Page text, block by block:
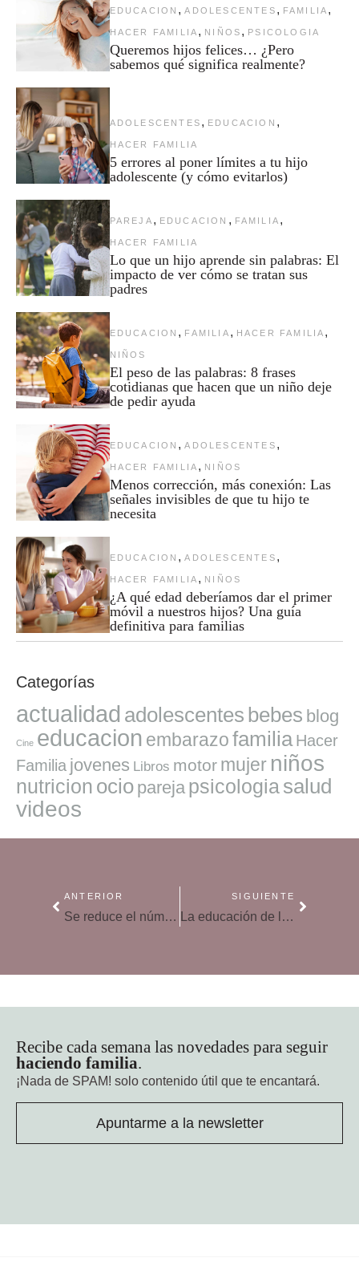
EDUCACION , ADOLESCENTES , FAMILIA ,
HACER FAMILIA , NIÑOS , PSICOLOGIA
Queremos hijos felices… ¿Pero
sabemos qué significa realmente?
ADOLESCENTES , EDUCACION ,
HACER FAMILIA
5 errores al poner límites a tu hijo
adolescente (y cómo evitarlos)
PAREJA , EDUCACION , FAMILIA ,
HACER FAMILIA
Lo que un hijo aprende sin palabras: El
impacto de ver cómo se tratan sus
padres
EDUCACION , FAMILIA , HACER FAMILIA ,
NIÑOS
El peso de las palabras: 8 frases
cotidianas que hacen que un niño deje
de pedir ayuda
EDUCACION , ADOLESCENTES ,
HACER FAMILIA , NIÑOS
Menos corrección, más conexión: Las
señales invisibles de que tu hijo te
necesita
EDUCACION , ADOLESCENTES ,
HACER FAMILIA , NIÑOS
¿A qué edad deberíamos dar el primer
móvil a nuestros hijos? Una guía
definitiva para familias
Categorías
actualidad adolescentes bebes blog
Cine educacion embarazofamilia Hacer
Familia jovenes Libros motor mujer niños
nutricion ocio pareja psicologia salud
videos
ANTERIOR
Se reduce el número de alumnos que tratan el acoso como una broma
SIGUIENTE
La educación de las emociones, ¿moda o necesidad?
Recibe cada semana las novedades para seguir
haciendo familia
¡Nada de SPAM! solo contenido útil que te encantará.
Apuntarme a la newsletter